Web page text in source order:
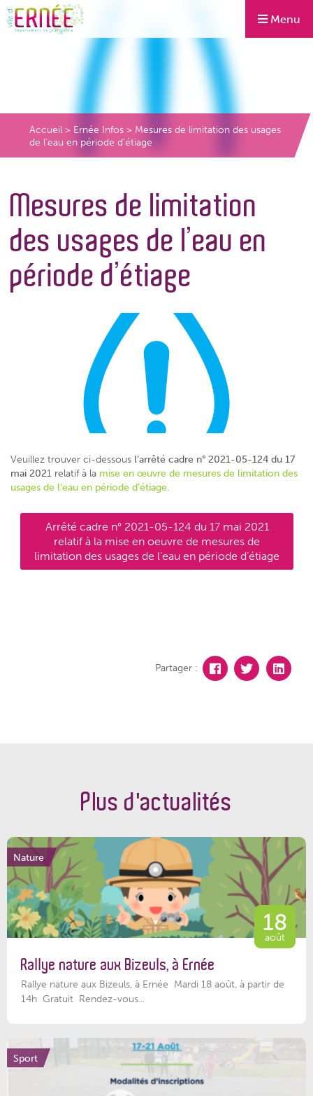
Menu
Accueil > Ernée Infos > Mesures de limitation des usages
de l’eau en période d’étiage
Mesures de limitation
des usages de l’eau en
période d’étiage
Veuillez trouver ci-dessous l’arrêté cadre n° 2021-05-124 du 17
mai 2021 relatif à la mise en œuvre de mesures de limitation des
usages de l’eau en période d’étiage.
Arrêté cadre n° 2021-05-124 du 17 mai 2021
relatif à la mise en oeuvre de mesures de
limitation des usages de l’eau en période d’étiage
Partager :
Plus d'actualités
Nature
18
août
Rallye nature aux Bizeuls, à Ernée
Rallye nature aux Bizeuls, à Ernée Mardi 18 août, à partir de
14h Gratuit Rendez-vous...
Sport